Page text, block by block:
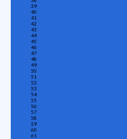
39
40
41
42
43
44
45
46
47
48
49
50
51
52
53
54
55
56
57
58
59
60
61